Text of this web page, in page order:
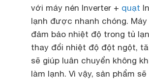
với máy nén Inverter + quạt
lạnh được nhanh chóng.
đảm bảo nhiệt độ trong tủ
thay đổi nhiệt độ đột ngột,
sẽ giúp luân chuyển không
làm lạnh. Vì vậy, sản phẩm